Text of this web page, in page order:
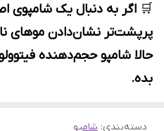
🛒 اگر به دنبال یک شامپوی
پرپشت‌تر نشان‌دادن موهای
حالا شامپو حجم‌دهنده
بده.
دسته‌بندی: شامپو